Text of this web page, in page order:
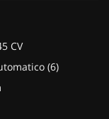
CV
(6)